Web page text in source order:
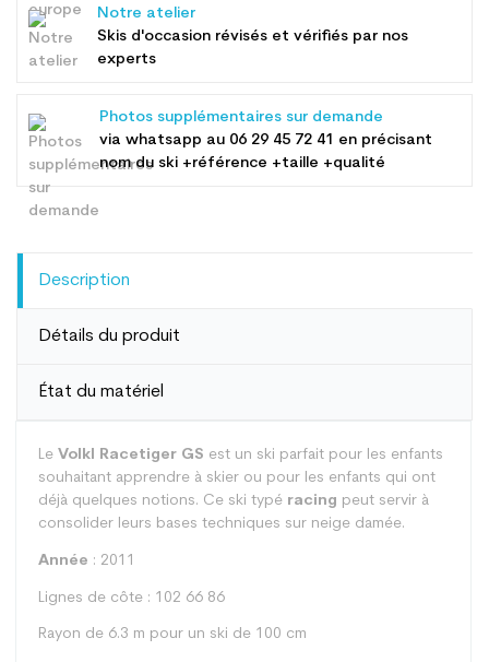
Notre atelier
Skis d'occasion révisés et vérifiés par nos
experts
Photos supplémentaires sur demande
via whatsapp au 06 29 45 72 41 en précisant
nom du ski +référence +taille +qualité
Description
Détails du produit
État du matériel
Le Volkl Racetiger GS est un ski parfait pour les enfants
souhaitant apprendre à skier ou pour les enfants qui ont
déjà quelques notions. Ce ski typé racing peut servir à
consolider leurs bases techniques sur neige damée.
Année : 2011
Lignes de côte : 102 66 86
Rayon de 6.3 m pour un ski de 100 cm